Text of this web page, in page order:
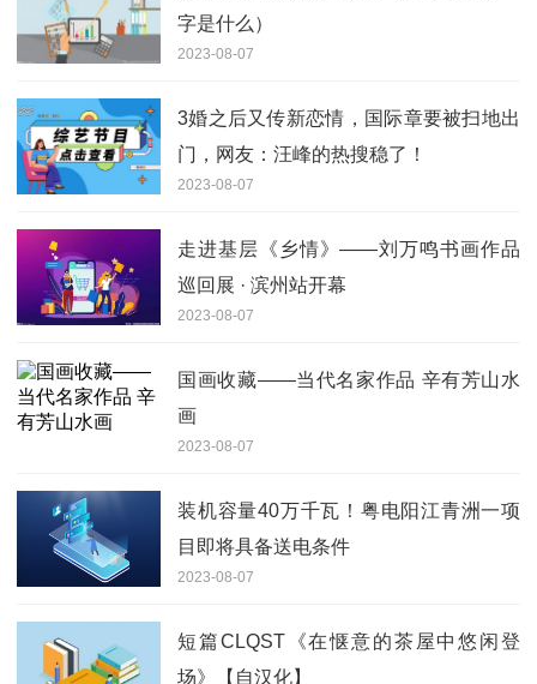
字是什么）
2023-08-07
3婚之后又传新恋情，国际章要被扫地出
门，网友：汪峰的热搜稳了！
2023-08-07
走进基层《乡情》——刘万鸣书画作品
巡回展 · 滨州站开幕
2023-08-07
国画收藏——当代名家作品 辛有芳山水
画
2023-08-07
装机容量40万千瓦！粤电阳江青洲一项
目即将具备送电条件
2023-08-07
短篇CLQST《在惬意的茶屋中悠闲登
场》【自汉化】